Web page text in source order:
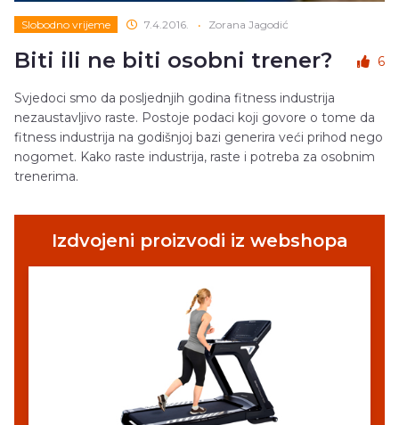
Slobodno vrijeme 7.4.2016. • Zorana Jagodić
Biti ili ne biti osobni trener? 6
Svjedoci smo da posljednjih godina fitness industrija
nezaustavljivo raste. Postoje podaci koji govore o tome da
fitness industrija na godišnjoj bazi generira veći prihod nego
nogomet. Kako raste industrija, raste i potreba za osobnim
trenerima.
Izdvojeni proizvodi iz webshopa